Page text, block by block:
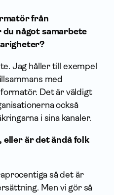
från
något samarbete
Jag håller till exempel
med
Det är väldigt
också
i sina kanaler.
är det ändå folk
så det är
Men vi gör så